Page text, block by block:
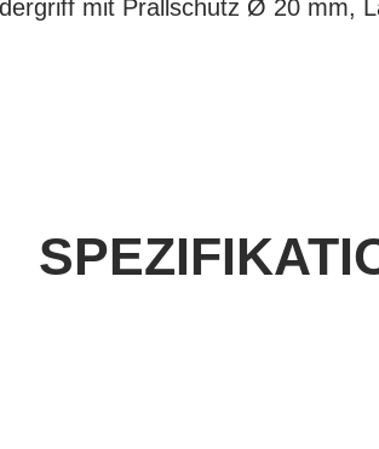
mit Prallschutz Ø 20 mm,